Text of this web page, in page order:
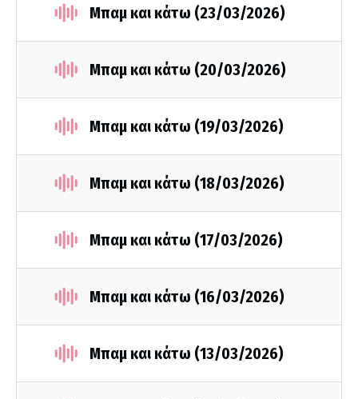
Μπαμ και κάτω (23/03/2026)
Μπαμ και κάτω (20/03/2026)
Μπαμ και κάτω (19/03/2026)
Μπαμ και κάτω (18/03/2026)
Μπαμ και κάτω (17/03/2026)
Μπαμ και κάτω (16/03/2026)
Μπαμ και κάτω (13/03/2026)